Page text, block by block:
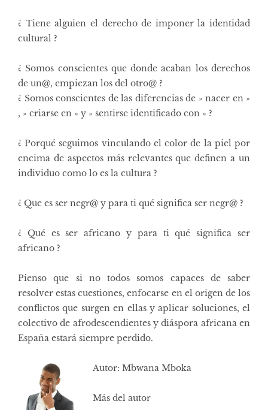
¿ Tiene alguien el derecho de imponer la identidad
cultural ?
¿ Somos conscientes que donde acaban los derechos
de un@, empiezan los del otro@ ?
¿ Somos conscientes de las diferencias de » nacer en »
, » criarse en » y » sentirse identificado con » ?
¿ Porqué seguimos vinculando el color de la piel por
encima de aspectos más relevantes que definen a un
individuo como lo es la cultura ?
¿ Que es ser negr@ y para ti qué significa ser negr@ ?
¿ Qué es ser africano y para ti qué significa ser
africano ?
Pienso que si no todos somos capaces de saber
resolver estas cuestiones, enfocarse en el origen de los
conflictos que surgen en ellas y aplicar soluciones, el
colectivo de afrodescendientes y diáspora africana en
España estará siempre perdido.
Autor: Mbwana Mboka
Más del autor